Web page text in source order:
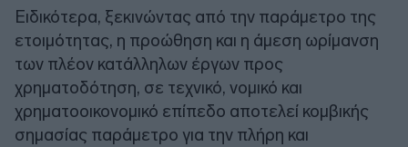
Ειδικότερα, ξεκινώντας από την παράμετρο της
ετοιμότητας, η προώθηση και η άμεση ωρίμανση
των πλέον κατάλληλων έργων προς
χρηματοδότηση, σε τεχνικό, νομικό και
χρηματοοικονομικό επίπεδο αποτελεί κομβικής
σημασίας παράμετρο για την πλήρη και